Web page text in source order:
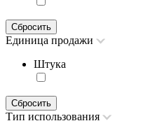
Сбросить
Единица продажи
Штука
Сбросить
Тип использования